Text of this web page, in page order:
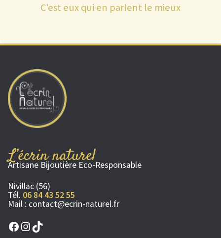
C'est eux qui en parlent le mieux
L’écrin naturel
Artisane Bijoutière Eco-Responsable
Nivillac (56)
Tél. 06 84 43 52 55
Mail : contact@ecrin-naturel.fr
Facebook
Instagram
TikTok